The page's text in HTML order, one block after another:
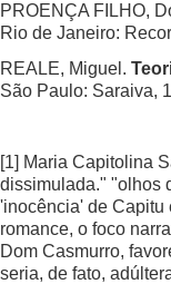
PROENÇA FILHO,
Rio de Janeiro:
REALE, Miguel.
São Paulo: Saraiva,
[1] Maria Capitolina
dissimulada." "olhos
'inocência' de Capitu
romance, o foco
Dom Casmurro,
seria, de fato,